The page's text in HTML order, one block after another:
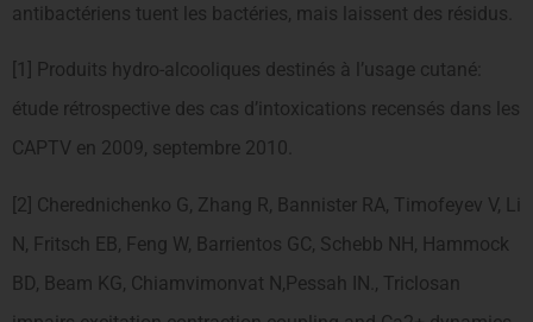
antibactériens tuent les bactéries, mais laissent des résidus.
[1] Produits hydro-alcooliques destinés à l’usage cutané:
étude rétrospective des cas d’intoxications recensés dans les
CAPTV en 2009, septembre 2010.
[2] Cherednichenko G, Zhang R, Bannister RA, Timofeyev V, Li
N, Fritsch EB, Feng W, Barrientos GC, Schebb NH, Hammock
BD, Beam KG, Chiamvimonvat N,Pessah IN., Triclosan